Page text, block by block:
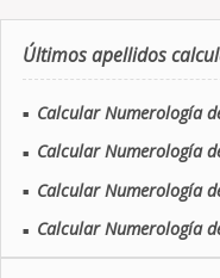
Últimos apellidos
■ Calcular Numerología
■ Calcular Numerología
■ Calcular Numerología
■ Calcular Numerología